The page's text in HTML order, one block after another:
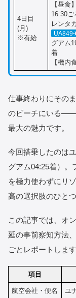
4日目
(月)
※有給
【昼食】
16:30ご
レンタ
グアム
着
【機内
仕事終わりにその
のビーチにいる——
最大の魅力です。
今回搭乗したのは
グアム04:25着）。
を極力使わずにリ
高の選択肢のひとつ
この記事では、オ
延の事前察知方法
ごとレポートします
項目
航空会社・便名 ユ